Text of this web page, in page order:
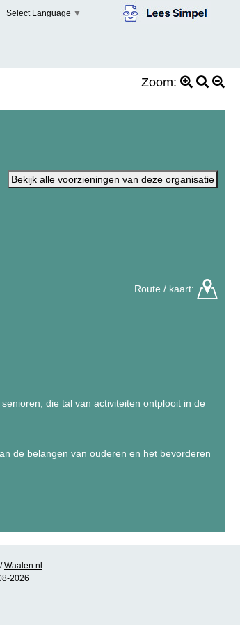
Select Language ▼
Zoom:
Bekijk alle voorzieningen van deze organisatie
Route / kaart:
die tal van activiteiten ontplooit in de
de belangen van ouderen en het bevorderen
/Waalen.nl
2026